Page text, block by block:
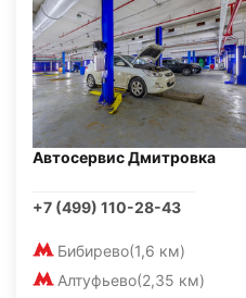
Автосервис Дмитровка
+7 (499) 110-28-43
Бибирево(1,6 км)
Алтуфьево(2,35 км)